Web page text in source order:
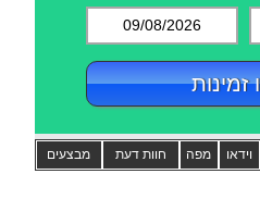
09/08/2026
זמינות
מבצעים חוות דעת מפה וידאו